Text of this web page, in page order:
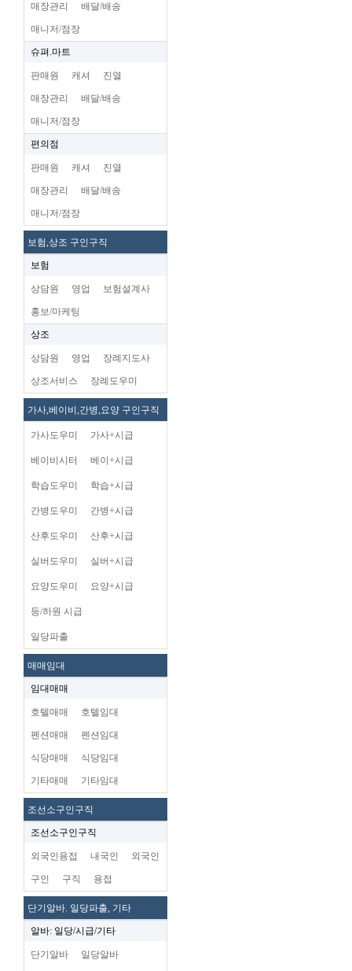
매장관리 배달/배송
매니저/점장
슈펴.마트
판매원 캐셔 진열
매장관리 배달/배송
매니저/점장
편의점
판매원 캐셔 진열
매장관리 배달/배송
매니저/점장
보험,상조 구인구직
보험
상담원 영업 보험설계사
홍보/마케팅
상조
상담원 영업 장례지도사
상조서비스 장례도우미
가사,베이비,간병,요양 구인구직
가사도우미 가사+시급
베이비시터 베이+시급
학습도우미 학습+시급
간병도우미 간병+시급
산후도우미 산후+시급
실버도우미 실버+시급
요양도우미 요양+시급
등/하원 시급
일당파출
매매임대
임대매매
호텔매매 호텔임대
펜션매매 펜션임대
식당매매 식당임대
기타매매 기타임대
조선소구인구직
조선소구인구직
외국인용접 내국인 외국인
구인 구직 용접
단기알바. 일당파출, 기타
알바: 일당/시급/기타
단기알바 일당알바